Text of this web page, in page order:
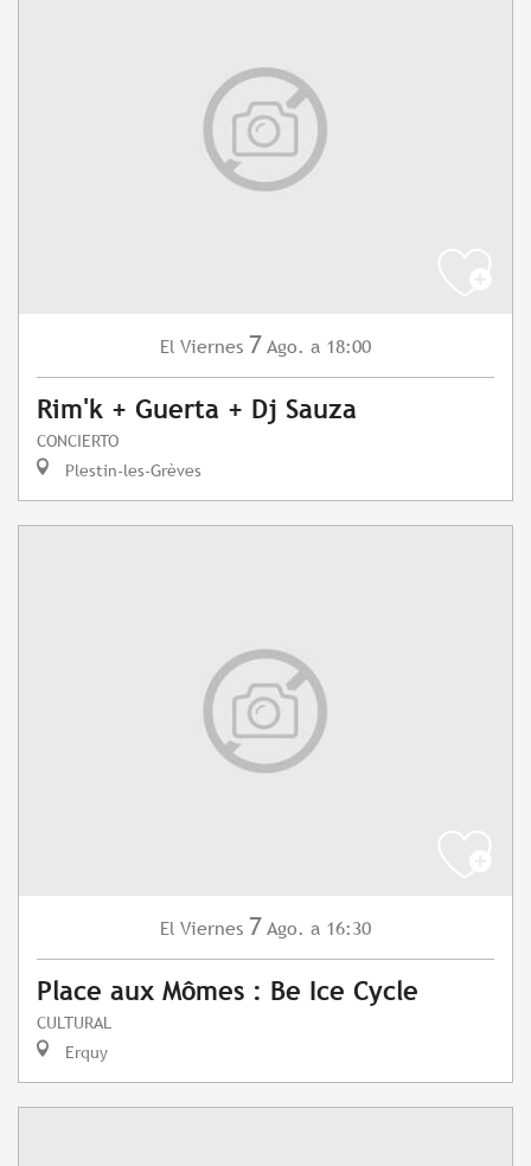
El Viernes 7 Ago. a 18:00
Rim'k + Guerta + Dj Sauza
CONCIERTO
Plestin-les-Grèves
El Viernes 7 Ago. a 16:30
Place aux Mômes : Be Ice Cycle
CULTURAL
Erquy